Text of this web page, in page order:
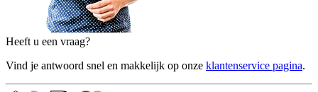
Heeft u een vraag?
Vind je antwoord snel en makkelijk op onze klantenservice pagina.